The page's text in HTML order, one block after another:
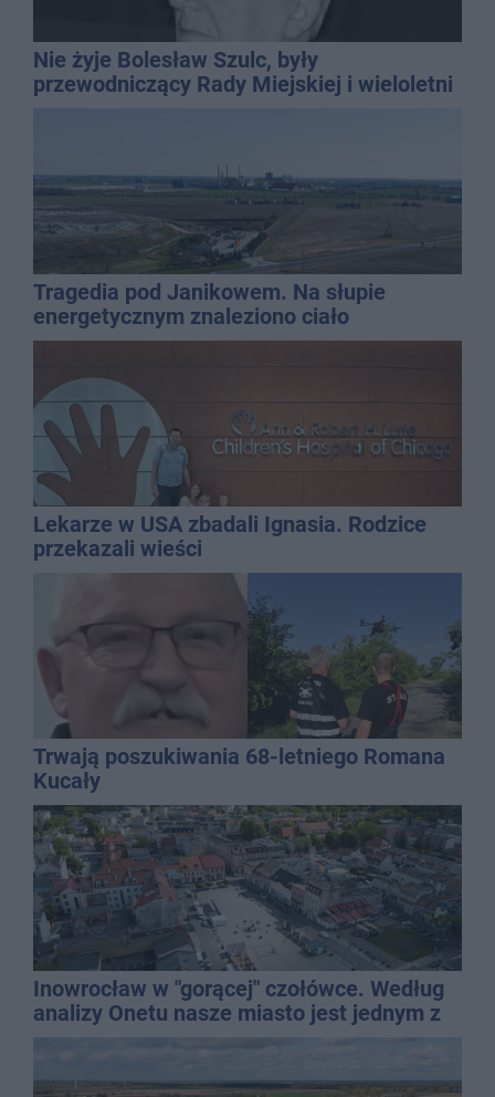
Nie żyje Bolesław Szulc, były
przewodniczący Rady Miejskiej i wieloletni
Tragedia pod Janikowem. Na słupie
energetycznym znaleziono ciało
mężczyzny
Lekarze w USA zbadali Ignasia. Rodzice
przekazali wieści
Trwają poszukiwania 68-letniego Romana
Kucały
Inowrocław w "gorącej" czołówce. Według
analizy Onetu nasze miasto jest jednym z
najbardziej narażonych na upały